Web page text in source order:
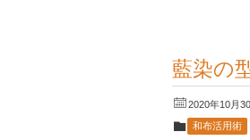
藍染の
2020年10月
和布活用術